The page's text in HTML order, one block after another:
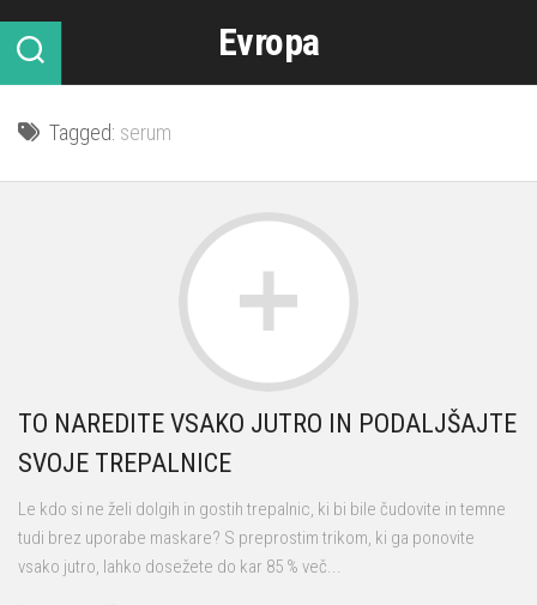
content
Evropa
Tagged: serum
TO NAREDITE VSAKO JUTRO IN PODALJŠAJTE
SVOJE TREPALNICE
Le kdo si ne želi dolgih in gostih trepalnic, ki bi bile čudovite in temne
tudi brez uporabe maskare? S preprostim trikom, ki ga ponovite
vsako jutro, lahko dosežete do kar 85 % več...